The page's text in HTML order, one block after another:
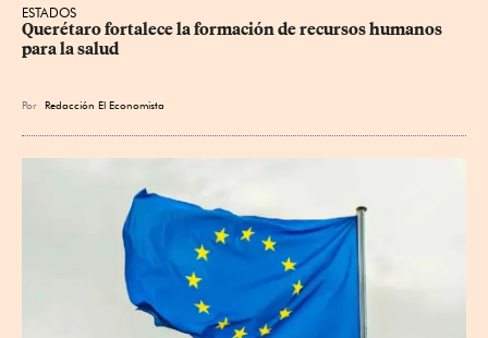
ESTADOS
Querétaro fortalece la formación de recursos humanos
para la salud
Por Redacción El Economista